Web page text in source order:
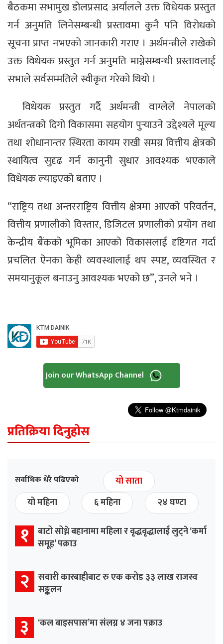
बैठकमा सभामुख डोलप्रसाद अर्यालले उक्त विधेयक प्रस्तुत
गर्न अनुमति लिनेसम्बन्धी प्रस्तावमा कुनै पनि विरोधको
सूचना प्राप्त नभएको जानकारी गराए । अर्थमन्त्रीले राखेको
उक्त विधेयक प्रस्तुत गर्न अनुमति माग्नेसम्बन्धी प्रस्तावलाई
सभाले सर्वसम्मतिले स्वीकृत गरेको थियो ।
विधेयक प्रस्तुत गर्दै अर्थमन्त्री वाग्लेले नेपालको
अर्थतन्त्रको दिगो विकासमा सहयोग पुर्‍याउने उद्देश्यले मूल्य
तथा शोधानान्तर स्थिरता कायम राखी समग्र वित्तीय क्षेत्रको
स्थायित्व सुदृढ गर्न कानुनी सुधार आवश्यक भएकाले
विधेयक ल्याइएको बताए ।
“राष्ट्रिय तथा अन्तरराष्ट्रिय वित्तीय क्षेत्रमा आएको परिवर्तन,
वित्तीय प्रणालीको विस्तार, डिजिटल प्रणालीको प्रयोग तथा
केन्द्रीय बैंकको भूमिका आएको विकासलाई दृष्टिगत गर्दा
प्रचलित ऐनका केही व्यवस्थालाई थप स्पष्ट, व्यवस्थित र
समयानुकूल बनाउनु आवश्यक भएको छ”, उनले भने ।
Join our WhatsApp Channel
प्रतिक्रिया दिनुहोस
सर्वाधिक धेरै पढिएको
यो साता
यो महिना
६ महिना २४ घण्टा
१ बाटो सोध्ने बहानामा महिला र वृद्धवृद्धालाई लुट्ने ‘कर्मा
समूह’ पक्राउ
२ सवारी कारबाहीबाट रु एक करोड ३३ लाख राजस्व
सङ्कलन
३ ‘कल बाइसपास’मा संलग्न ४ जना पक्राउ